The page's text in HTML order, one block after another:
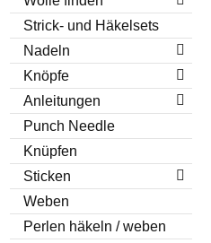
Strick- und Häkelsets
Nadeln
Knöpfe
Anleitungen
Punch Needle
Knüpfen
Sticken
Weben
Perlen häkeln / weben